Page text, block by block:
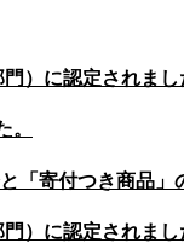
）に認定されまし
。
「寄付つき商品」
）に認定されまし